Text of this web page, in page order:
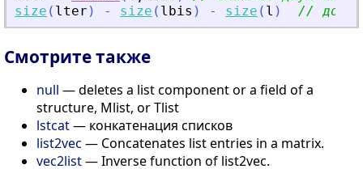
size ( lter ) - size ( lbis ) - size ( l ) //
Смотрите также
null — deletes a list component or a field of a
structure, Mlist, or Tlist
lstcat— конкатенация списков
list2vec — Concatenates list entries in a matrix.
vec2list— Inverse function of list2vec.